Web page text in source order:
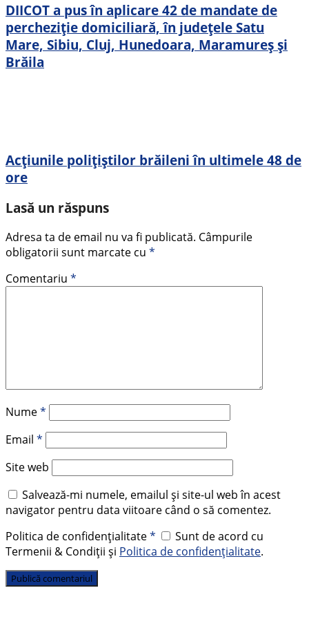
DIICOT a pus în aplicare 42 de mandate de
percheziție domiciliară, în județele Satu
Mare, Sibiu, Cluj, Hunedoara, Maramureș și
Brăila
Acțiunile polițiștilor brăileni în ultimele 48 de
ore
Lasă un răspuns
Adresa ta de email nu va fi publicată. Câmpurile
obligatorii sunt marcate cu *
Comentariu *
Nume*
Email *
Site web
Salvează-mi numele, emailul și site-ul web în acest
navigator pentru data viitoare când o să comentez.
Politica de confidențialitate*
Sunt de acord cu
Termenii & Condiții și Politica de confidențialitate.